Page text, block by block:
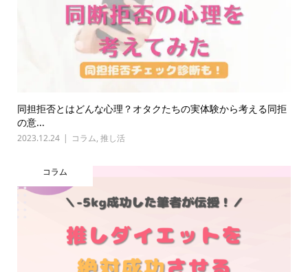
同担拒否とはどんな心理？オタクたちの実体験から考える同拒
の意...
2023.12.24 コラム, 推し活
コラム